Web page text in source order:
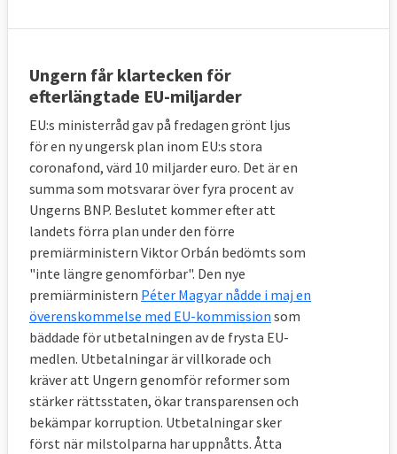
Ungern får klartecken för
efterlängtade EU-miljarder
EU:s ministerråd gav på fredagen grönt ljus
för en ny ungersk plan inom EU:s stora
coronafond, värd 10 miljarder euro. Det är en
summa som motsvarar över fyra procent av
Ungerns BNP. Beslutet kommer efter att
landets förra plan under den förre
premiärministern Viktor Orbán bedömts som
"inte längre genomförbar". Den nye
premiärministern Péter Magyar nådde i maj en
överenskommelse med EU-kommission som
bäddade för utbetalningen av de frysta EU-
medlen. Utbetalningar är villkorade och
kräver att Ungern genomför reformer som
stärker rättsstaten, ökar transparensen och
bekämpar korruption. Utbetalningar sker
först när milstolparna har uppnåtts. Åtta